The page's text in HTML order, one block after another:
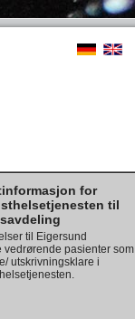
for
til
til Eigersund
vedrørende pasienter som
utskrivningsklare i